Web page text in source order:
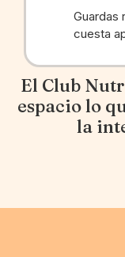
Guardas
cuesta
El Club
espacio lo
la